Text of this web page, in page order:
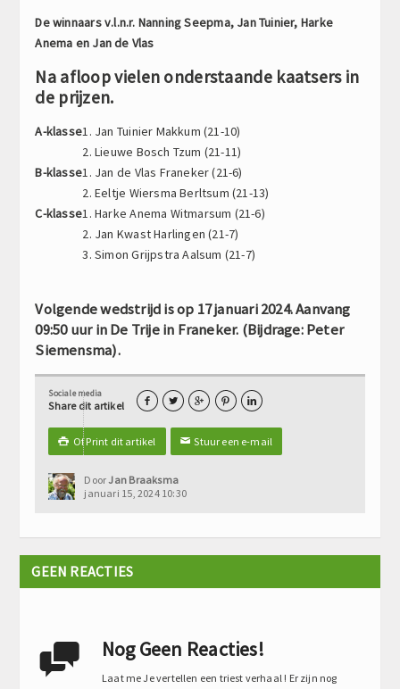
De winnaars v.l.n.r. Nanning Seepma, Jan Tuinier, Harke
Anema en Jan de Vlas
Na afloop vielen onderstaande kaatsers in
de prijzen.
A-klasse1. Jan Tuinier Makkum (21-10)
2. Lieuwe Bosch Tzum (21-11)
B-klasse1. Jan de Vlas Franeker (21-6)
2. Eeltje Wiersma Berltsum (21-13)
C-klasse1. Harke Anema Witmarsum (21-6)
2. Jan Kwast Harlingen (21-7)
3. Simon Grijpstra Aalsum (21-7)
Volgende wedstrijd is op 17 januari 2024. Aanvang
09:50 uur in De Trije in Franeker. (Bijdrage: Peter
Siemensma).
Sociale media
Share dit artikel     
 Of Print dit artikel ✉Stuur een e-mail
DoorJan Braaksma
januari 15, 2024 10:30
GEEN REACTIES
 Nog Geen Reacties!
Laat me Je vertellen een triest verhaal ! Er zijn nog